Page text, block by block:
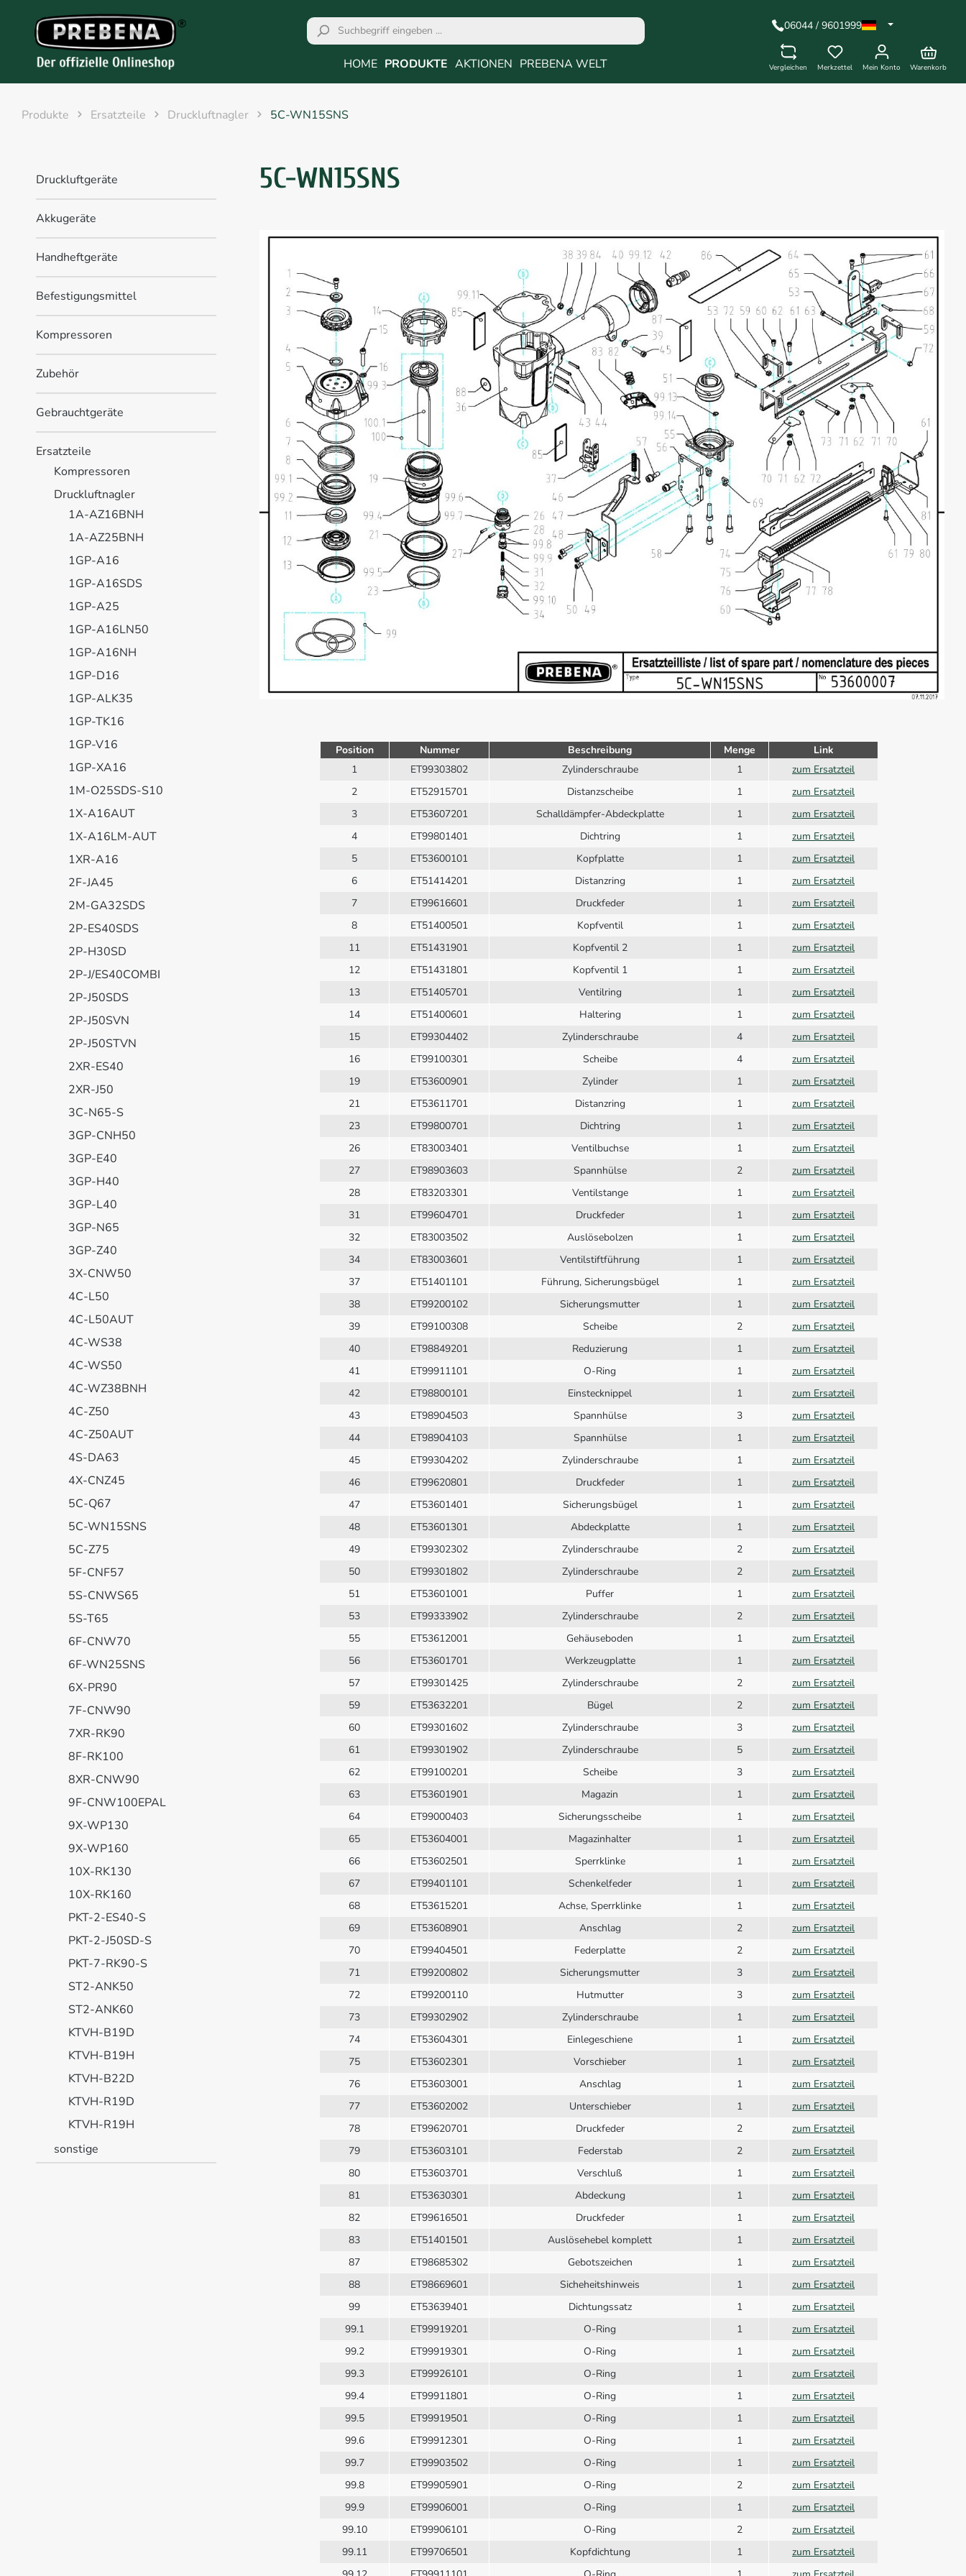
HOME PRODUKTE AKTIONEN PREBENA WELT
06044 / 9601999
Vergleichen Merkzettel Mein Konto Warenkorb
Produkte Ersatzteile Druckluftnagler 5C-WN15SNS
Druckluftgeräte
Akkugeräte
Handheftgeräte
Befestigungsmittel
Kompressoren
Zubehör
Gebrauchtgeräte
Ersatzteile
Kompressoren
Druckluftnagler
1A-AZ16BNH
1A-AZ25BNH
1GP-A16
1GP-A16SDS
1GP-A25
1GP-A16LN50
1GP-A16NH
1GP-D16
1GP-ALK35
1GP-TK16
1GP-V16
1GP-XA16
1M-O25SDS-S10
1X-A16AUT
1X-A16LM-AUT
1XR-A16
2F-JA45
2M-GA32SDS
2P-ES40SDS
2P-H30SD
2P-J/ES40COMBI
2P-J50SDS
2P-J50SVN
2P-J50STVN
2XR-ES40
2XR-J50
3C-N65-S
3GP-CNH50
3GP-E40
3GP-H40
3GP-L40
3GP-N65
3GP-Z40
3X-CNW50
4C-L50
4C-L50AUT
4C-WS38
4C-WS50
4C-WZ38BNH
4C-Z50
4C-Z50AUT
4S-DA63
4X-CNZ45
5C-Q67
5C-WN15SNS
5C-Z75
5F-CNF57
5S-CNWS65
5S-T65
6F-CNW70
6F-WN25SNS
6X-PR90
7F-CNW90
7XR-RK90
8F-RK100
8XR-CNW90
9F-CNW100EPAL
9X-WP130
9X-WP160
10X-RK130
10X-RK160
PKT-2-ES40-S
PKT-2-J50SD-S
PKT-7-RK90-S
ST2-ANK50
ST2-ANK60
KTVH-B19D
KTVH-B19H
KTVH-B22D
KTVH-R19D
KTVH-R19H
sonstige
5C-WN15SNS
Position Nummer Beschreibung Menge
Link
1
ET99303802 Zylinderschraube 1
zum Ersatzteil
2
ET52915701 Distanzscheibe 1
zum Ersatzteil
3
ET53607201 Schalldämpfer-Abdeckplatte 1
zum Ersatzteil
4
ET99801401 Dichtring 1
zum Ersatzteil
5
ET53600101 Kopfplatte 1
zum Ersatzteil
6
ET51414201 Distanzring 1
zum Ersatzteil
7
ET99616601 Druckfeder 1
zum Ersatzteil
8
ET51400501 Kopfventil 1
zum Ersatzteil
11
ET51431901 Kopfventil 2 1
zum Ersatzteil
12
ET51431801 Kopfventil 1 1
zum Ersatzteil
13
ET51405701 Ventilring 1
zum Ersatzteil
14
ET51400601 Haltering 1
zum Ersatzteil
15
ET99304402 Zylinderschraube 4
zum Ersatzteil
16
ET99100301 Scheibe 4
zum Ersatzteil
19
ET53600901 Zylinder 1
zum Ersatzteil
21
ET53611701 Distanzring 1
zum Ersatzteil
23
ET99800701 Dichtring 1
zum Ersatzteil
26
ET83003401 Ventilbuchse 1
zum Ersatzteil
27
ET98903603 Spannhülse 2
zum Ersatzteil
28
ET83203301 Ventilstange 1
zum Ersatzteil
31
ET99604701 Druckfeder 1
zum Ersatzteil
32
ET83003502 Auslösebolzen 1
zum Ersatzteil
34
ET83003601 Ventilstiftführung 1
zum Ersatzteil
37
ET51401101 Führung, Sicherungsbügel 1
zum Ersatzteil
38
ET99200102 Sicherungsmutter 1
zum Ersatzteil
39
ET99100308 Scheibe 2
zum Ersatzteil
40
ET98849201 Reduzierung 1
zum Ersatzteil
41
ET99911101 O-Ring 1
zum Ersatzteil
42
ET98800101 Einstecknippel 1
zum Ersatzteil
43
ET98904503 Spannhülse 3
zum Ersatzteil
44
ET98904103 Spannhülse 1
zum Ersatzteil
45
ET99304202 Zylinderschraube 1
zum Ersatzteil
46
ET99620801 Druckfeder 1
zum Ersatzteil
47
ET53601401 Sicherungsbügel 1
zum Ersatzteil
48
ET53601301 Abdeckplatte 1
zum Ersatzteil
49
ET99302302 Zylinderschraube 2
zum Ersatzteil
50
ET99301802 Zylinderschraube 2
zum Ersatzteil
51
ET53601001 Puffer 1
zum Ersatzteil
53
ET99333902 Zylinderschraube 2
zum Ersatzteil
55
ET53612001 Gehäuseboden 1
zum Ersatzteil
56
ET53601701 Werkzeugplatte 1
zum Ersatzteil
57
ET99301425 Zylinderschraube 2
zum Ersatzteil
59
ET53632201 Bügel 2
zum Ersatzteil
60
ET99301602 Zylinderschraube 3
zum Ersatzteil
61
ET99301902 Zylinderschraube 5
zum Ersatzteil
62
ET99100201 Scheibe 3
zum Ersatzteil
63
ET53601901 Magazin 1
zum Ersatzteil
64
ET99000403 Sicherungsscheibe 1
zum Ersatzteil
65
ET53604001 Magazinhalter 1
zum Ersatzteil
66
ET53602501 Sperrklinke 1
zum Ersatzteil
67
ET99401101 Schenkelfeder 1
zum Ersatzteil
68
ET53615201 Achse, Sperrklinke 1
zum Ersatzteil
69
ET53608901 Anschlag 2
zum Ersatzteil
70
ET99404501 Federplatte 2
zum Ersatzteil
71
ET99200802 Sicherungsmutter 3
zum Ersatzteil
72
ET99200110 Hutmutter 3
zum Ersatzteil
73
ET99302902 Zylinderschraube 1
zum Ersatzteil
74
ET53604301 Einlegeschiene 1
zum Ersatzteil
75
ET53602301 Vorschieber 1
zum Ersatzteil
76
ET53603001 Anschlag 1
zum Ersatzteil
77
ET53602002 Unterschieber 1
zum Ersatzteil
78
ET99620701 Druckfeder 2
zum Ersatzteil
79
ET53603101 Federstab 2
zum Ersatzteil
80
ET53603701 Verschluß 1
zum Ersatzteil
81
ET53630301 Abdeckung 1
zum Ersatzteil
82
ET99616501 Druckfeder 1
zum Ersatzteil
83
ET51401501 Auslösehebel komplett 1
zum Ersatzteil
87
ET98685302 Gebotszeichen 1
zum Ersatzteil
88
ET98669601 Sicheheitshinweis 1
zum Ersatzteil
99
ET53639401 Dichtungssatz 1
zum Ersatzteil
99.1
ET99919201 O-Ring 1
zum Ersatzteil
99.2
ET99919301 O-Ring 1
zum Ersatzteil
99.3
ET99926101 O-Ring 1
zum Ersatzteil
99.4
ET99911801 O-Ring 1
zum Ersatzteil
99.5
ET99919501 O-Ring 1
zum Ersatzteil
99.6
ET99912301 O-Ring 1
zum Ersatzteil
99.7
ET99903502 O-Ring 1
zum Ersatzteil
99.8
ET99905901 O-Ring 2
zum Ersatzteil
99.9
ET99906001 O-Ring 1
zum Ersatzteil
99.10
ET99906101 O-Ring 2
zum Ersatzteil
99.11
ET99706501 Kopfdichtung 1
zum Ersatzteil